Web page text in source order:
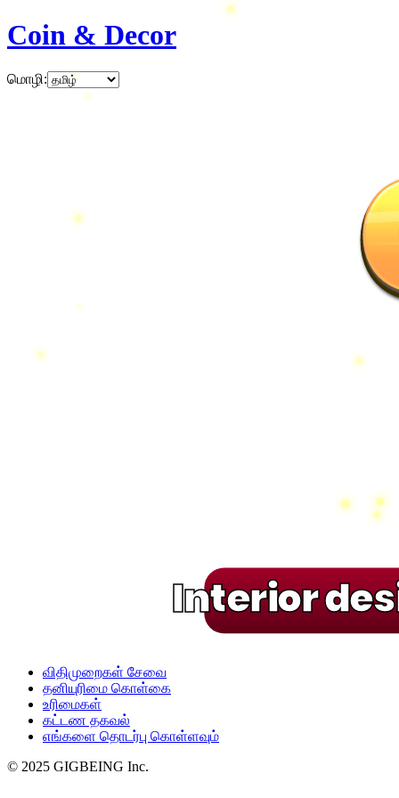
Coin & Decor
மொழி:
Interior
விதிமுறைகள் சேவை
தனியுரிமை கொள்கை
உரிமைகள்
கட்டண தகவல்
எங்களை தொடர்பு கொள்ளவும்
© 2025 GIGBEING Inc.